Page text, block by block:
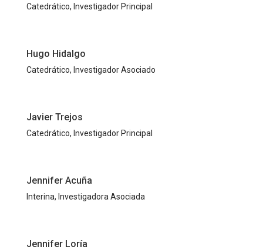
Catedrático, Investigador Principal
Hugo Hidalgo
Catedrático, Investigador Asociado
Javier Trejos
Catedrático, Investigador Principal
Jennifer Acuña
Interina, Investigadora Asociada
Jennifer Loría